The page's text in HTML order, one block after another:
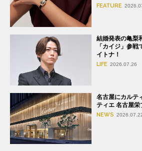
FEATURE
結婚発表の亀梨
「カイジ」参
イトナ！
LIFE 2026.07.26
名古屋にカルテ
ティエ 名古屋
NEWS